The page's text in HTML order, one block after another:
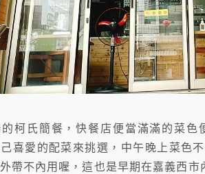
柯氏簡餐，快餐店便當滿滿的菜
喜愛的配菜來挑選，中午晚上菜色
帶不內用喔，這也是早期在嘉義西市